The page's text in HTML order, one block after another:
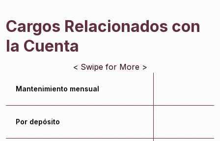
Cargos Relacionados con
la Cuenta
< Swipe for More >
Mantenimiento mensual
Por depósito